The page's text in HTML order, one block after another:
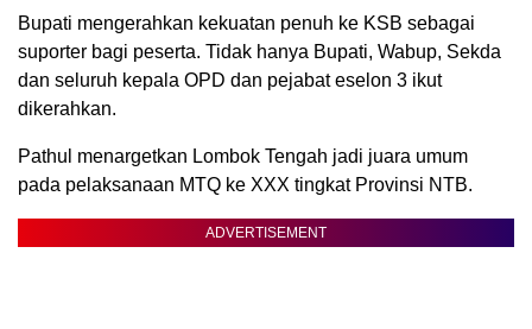
Bupati mengerahkan kekuatan penuh ke KSB sebagai
suporter bagi peserta. Tidak hanya Bupati, Wabup, Sekda
dan seluruh kepala OPD dan pejabat eselon 3 ikut
dikerahkan.
Pathul menargetkan Lombok Tengah jadi juara umum
pada pelaksanaan MTQ ke XXX tingkat Provinsi NTB.
ADVERTISEMENT